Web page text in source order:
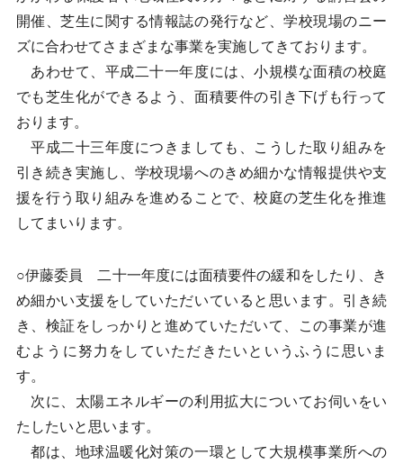
開催、芝生に関する情報誌の発行など、学校現場のニー
ズに合わせてさまざまな事業を実施してきております。
あわせて、平成二十一年度には、小規模な面積の校庭
でも芝生化ができるよう、面積要件の引き下げも行って
おります。
平成二十三年度につきましても、こうした取り組みを
引き続き実施し、学校現場へのきめ細かな情報提供や支
援を行う取り組みを進めることで、校庭の芝生化を推進
してまいります。
○伊藤委員 二十一年度には面積要件の緩和をしたり、き
め細かい支援をしていただいていると思います。引き続
き、検証をしっかりと進めていただいて、この事業が進
むように努力をしていただきたいというふうに思いま
す。
次に、太陽エネルギーの利用拡大についてお伺いをい
たしたいと思います。
都は、地球温暖化対策の一環として大規模事業所への